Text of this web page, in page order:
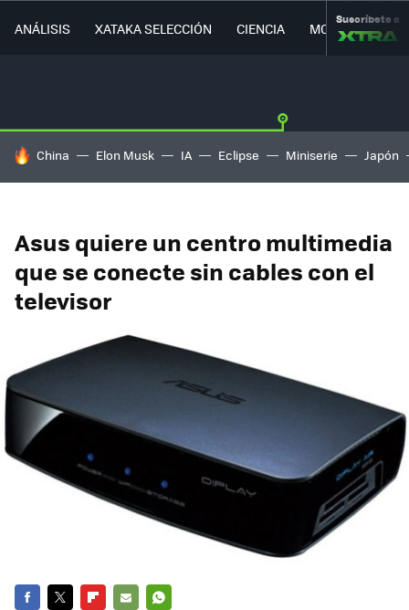
ANÁLISIS XATAKA SELECCIÓN CIENCIA MOVILIDAD
Suscríbete a
HOY SE HABLA DE
China Elon Musk IA Eclipse Miniserie Japón
Asus quiere un centro multimedia
que se conecte sin cables con el
televisor